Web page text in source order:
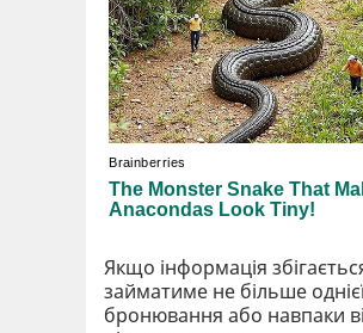
Якщо інформація
займатиме не більше
бронювання або навпаки